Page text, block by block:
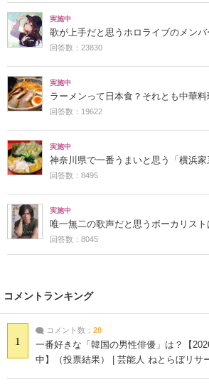
実施中
歌が上手だと思うホロライブのメンバ
回答数：23830
実施中
ラーメンって日本食？それとも中華料
回答数：19622
実施中
神奈川県で一番うまいと思う「横浜
回答数：8495
実施中
唯一無二の歌声だと思うボーカリスト
回答数：8045
コメントランキング
1
コメント数： 20
一番好きな「韓国の男性俳優」は？【
中】（投票結果） | 芸能人 ねとらぼリサ